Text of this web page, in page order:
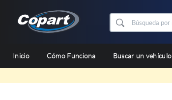
Inicio Cómo Funciona Buscar un vehículo